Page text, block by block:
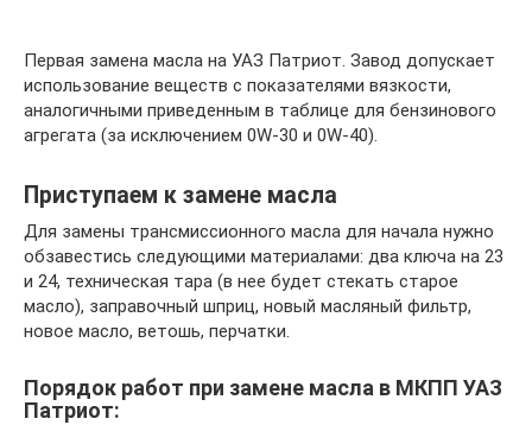
Первая замена масла на УАЗ Патриот. Завод допускает
использование веществ с показателями вязкости,
аналогичными приведенным в таблице для бензинового
агрегата (за исключением 0W-30 и 0W-40).
Приступаем к замене масла
Для замены трансмиссионного масла для начала нужно
обзавестись следующими материалами: два ключа на 23
и 24, техническая тара (в нее будет стекать старое
масло), заправочный шприц, новый масляный фильтр,
новое масло, ветошь, перчатки.
Порядок работ при замене масла в МКПП УАЗ
Патриот: